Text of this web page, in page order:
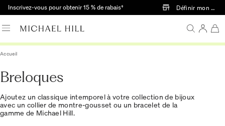
Passer au contenu principal
Inscrivez-vous pour obtenir 15 % de rabais† Définir mon
Accueil
Breloques
Ajoutez un classique intemporel à votre collection de bijoux
avec un collier de montre-gousset ou un bracelet de la
gamme de Michael Hill.